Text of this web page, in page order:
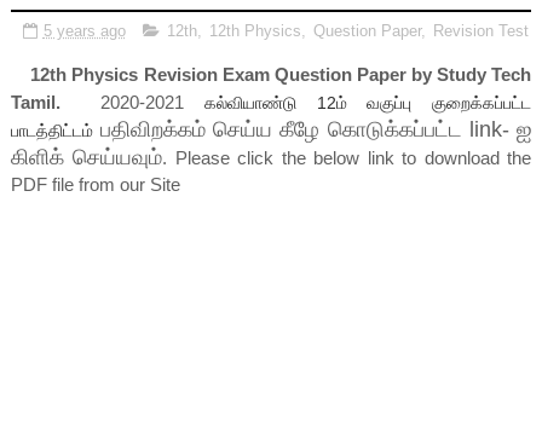
5 years ago 12th, 12th Physics Question Paper, Revision Test
12th Physics Revision Exam Question Paper by Study Tech
Tamil.
2020-2021 கல்வியாண்டு 12ம் வகுப்பு குறைக்கப்பட்ட
பாடத்திட்டம்பதிவிறக்கம் செய்ய கீழே கொடுக்கப்பட்ட link- ஐ
கிளிக் செய்யவும். Please click the below link to download the
PDF file from our Site